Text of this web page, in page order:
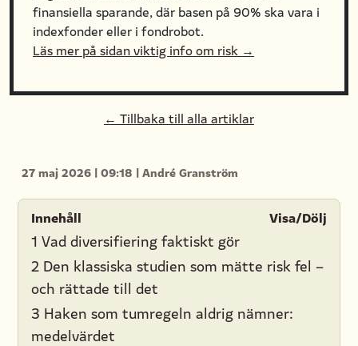
finansiella sparande, där basen på 90% ska vara i
indexfonder eller i fondrobot.
Läs mer på sidan viktig info om risk →
← Tillbaka till alla artiklar
27 maj 2026 |09:18 |André Granström
Innehåll Visa/Dölj
1 Vad diversifiering faktiskt gör
2 Den klassiska studien som mätte risk fel –
och rättade till det
3 Haken som tumregeln aldrig nämner:
medelvärdet